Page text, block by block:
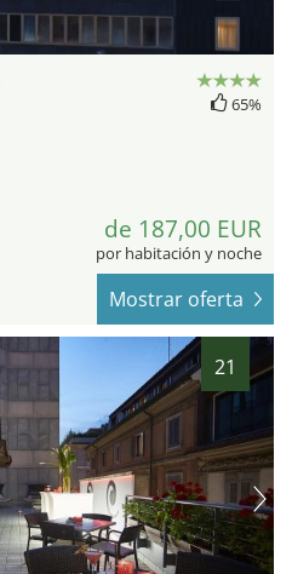
65%
de 187,00 EUR
por habitación y noche
Mostrar oferta
21